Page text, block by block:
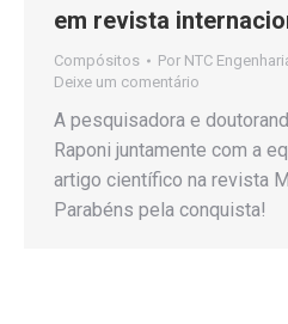
em revista
Compósitos Por NTC
Deixe um comentário
A pesquisadora e
Raponi juntamente com a
artigo científico na revista
Parabéns pela conquista!